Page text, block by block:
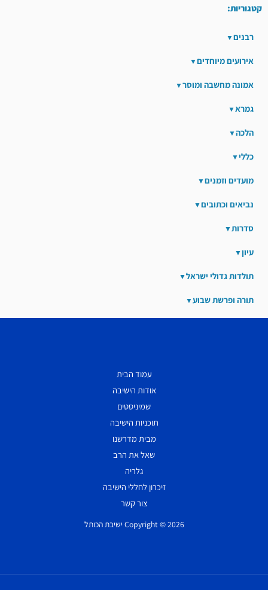
קטגוריות:
רבנים
אירועים מיוחדים
אמונה מחשבה ומוסר
גמרא
הלכה
כללי
מועדים וזמנים
נביאים וכתובים
סדרות
עיון
תולדות גדולי ישראל
תורה ופרשת שבוע
עמוד הבית
אודות הישיבה
שמיניסטים
תוכניות הישיבה
מבית מדרשנו
שאל את הרב
גלריה
זיכרון לחללי הישיבה
צור קשר
Copyright © 2026 ישיבת הכותל